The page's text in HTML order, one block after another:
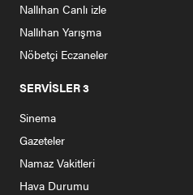
Nallıhan Canlı izle
Nallıhan Yarışma
Nöbetçi Eczaneler
SERVİSLER 3
Sinema
Gazeteler
Namaz Vakitleri
Hava Durumu